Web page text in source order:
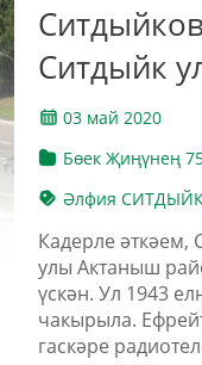
Ситдыйк
03 май 2020
Бөек Җиңүнең
Әлфия
Кадерле
улы Актаныш
үскән. Ул 1943
чакырыла.
гаскәре